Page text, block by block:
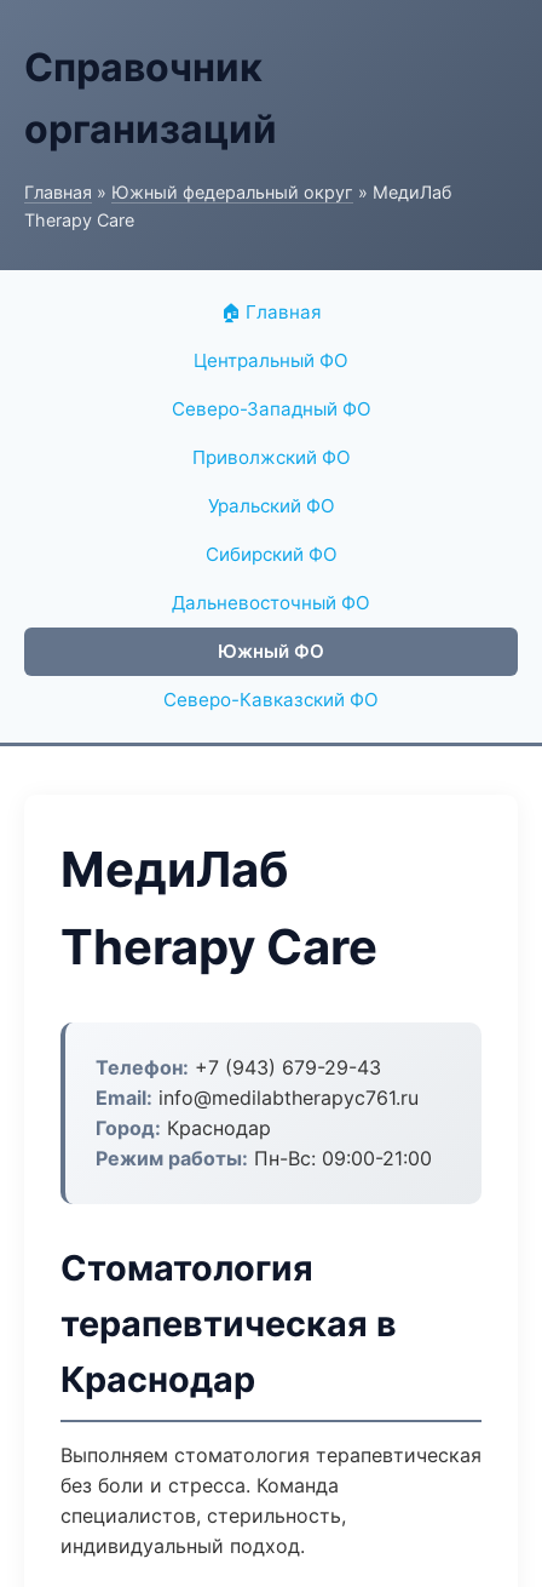
Справочник
организаций
Главная » Южный федеральный округ » МедиЛаб
Therapy Care
🏠 Главная
Центральный ФО
Северо-Западный ФО
Приволжский ФО
Уральский ФО
Сибирский ФО
Дальневосточный ФО
Южный ФО
Северо-Кавказский ФО
МедиЛаб
Therapy Care
Телефон: +7 (943) 679-29-43
Email: info@medilabtherapyc761.ru
Город: Краснодар
Режим работы: Пн-Вс: 09:00-21:00
Стоматология
терапевтическая в
Краснодар
Выполняем стоматология терапевтическая
без боли и стресса. Команда
специалистов, стерильность,
индивидуальный подход.